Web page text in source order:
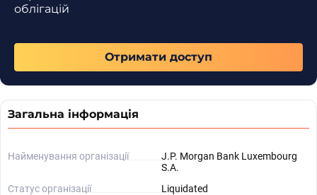
облігацій
Отримати доступ
Загальна інформація
Найменування організації
J.P. Morgan Bank Luxembourg
S.A.
Статус організації
Liquidated